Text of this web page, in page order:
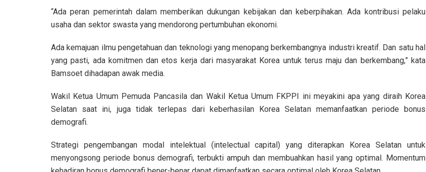
“Ada peran pemerintah dalam memberikan dukungan kebijakan dan keberpihakan. Ada kontribusi pelaku
usaha dan sektor swasta yang mendorong pertumbuhan ekonomi.
Ada kemajuan ilmu pengetahuan dan teknologi yang menopang berkembangnya industri kreatif. Dan satu hal
yang pasti, ada komitmen dan etos kerja dari masyarakat Korea untuk terus maju dan berkembang,” kata
Bamsoet dihadapan awak media.
Wakil Ketua Umum Pemuda Pancasila dan Wakil Ketua Umum FKPPI ini meyakini apa yang diraih Korea
Selatan saat ini, juga tidak terlepas dari keberhasilan Korea Selatan memanfaatkan periode bonus
demografi.
Strategi pengembangan modal intelektual (intelectual capital) yang diterapkan Korea Selatan untuk
menyongsong periode bonus demografi, terbukti ampuh dan membuahkan hasil yang optimal. Momentum